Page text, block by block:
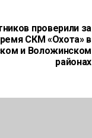
проверили за
СКМ «Охота» в
и Воложинском
районах